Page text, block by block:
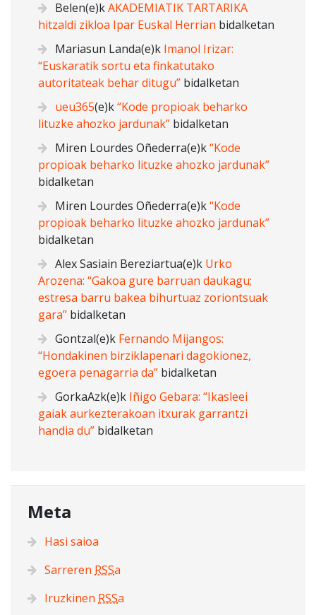
Belen(e)kAKADEMIATIK TARTARIKA
hitzaldi zikloa Ipar Euskal Herrian bidalketan
Mariasun Landa(e)k Imanol Irizar:
“Euskaratik sortu eta finkatutako
autoritateak behar ditugu” bidalketan
ueu365(e)k“Kode propioak beharko
lituzke ahozko jardunak” bidalketan
Miren Lourdes Oñederra(e)k“Kode
propioak beharko lituzke ahozko jardunak”
bidalketan
Miren Lourdes Oñederra(e)k“Kode
propioak beharko lituzke ahozko jardunak”
bidalketan
Alex Sasiain Bereziartua(e)k Urko
Arozena: “Gakoa gure barruan daukagu;
estresa barru bakea bihurtuaz zoriontsuak
gara” bidalketan
Gontzal(e)k Fernando Mijangos:
“Hondakinen birziklapenari dagokionez,
egoera penagarria da” bidalketan
GorkaAzk(e)k Iñigo Gebara: “Ikasleei
gaiak aurkezterakoan itxurak garrantzi
handia du” bidalketan
Meta
Hasi saioa
Sarreren RSSa
Iruzkinen RSSa